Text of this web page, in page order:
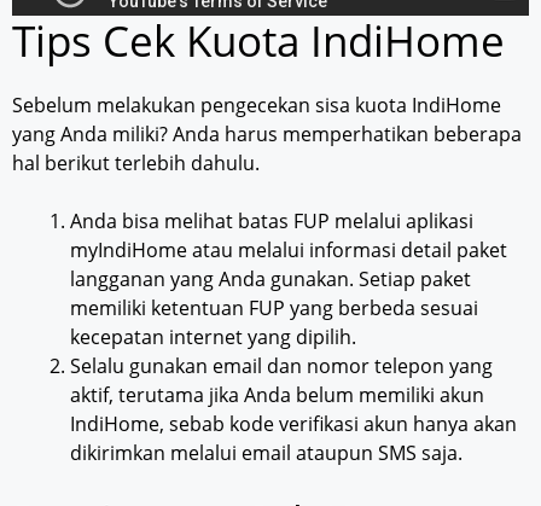
Tips Cek Kuota IndiHome
Sebelum melakukan pengecekan sisa kuota IndiHome
yang Anda miliki? Anda harus memperhatikan beberapa
hal berikut terlebih dahulu.
Anda bisa melihat batas FUP melalui aplikasi
myIndiHome atau melalui informasi detail paket
langganan yang Anda gunakan. Setiap paket
memiliki ketentuan FUP yang berbeda sesuai
kecepatan internet yang dipilih.
Selalu gunakan email dan nomor telepon yang
aktif, terutama jika Anda belum memiliki akun
IndiHome, sebab kode verifikasi akun hanya akan
dikirimkan melalui email ataupun SMS saja.